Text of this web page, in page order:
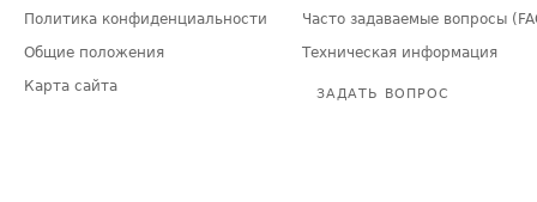
Политика конфиденциальности
Общие положения
Карта сайта
Часто задаваемые вопросы
Техническая информация
ЗАДАТЬ ВОПРОС